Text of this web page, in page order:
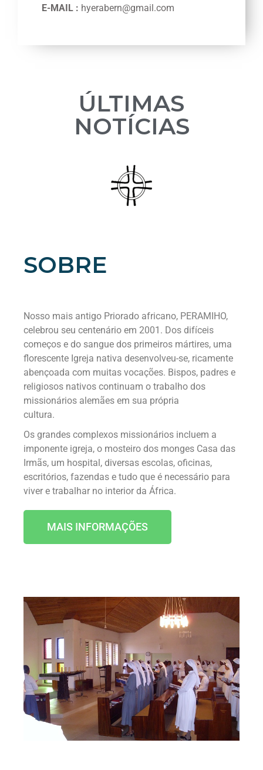
E-MAIL : hyerabern@gmail.com
ÚLTIMAS
NOTÍCIAS
SOBRE
Nosso mais antigo Priorado africano, PERAMIHO,
celebrou seu centenário em 2001. Dos difíceis
começos e do sangue dos primeiros mártires, uma
florescente Igreja nativa desenvolveu-se, ricamente
abençoada com muitas vocações. Bispos, padres e
religiosos nativos continuam o trabalho dos
missionários alemães em sua própria
cultura.
Os grandes complexos missionários incluem a
imponente igreja, o mosteiro dos monges Casa das
Irmãs, um hospital, diversas escolas, oficinas,
escritórios, fazendas e tudo que é necessário para
viver e trabalhar no interior da África.
MAIS INFORMAÇÕES